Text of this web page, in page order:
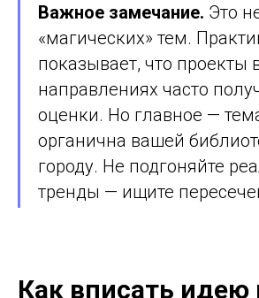
Важное замечание. Это
«магических» тем.
показывает, что проекты
направлениях часто
оценки. Но главное —
органична вашей
городу. Не подгоняйте
тренды — ищите
Как вписать идею